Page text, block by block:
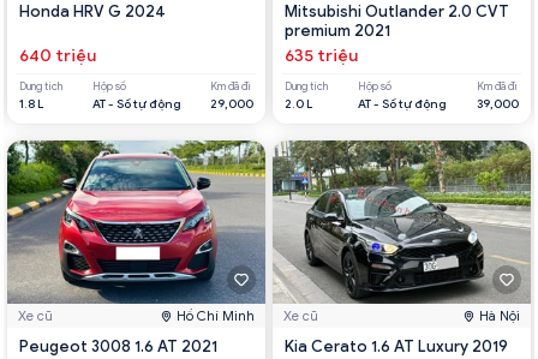
Honda HRV G 2024
640 triệu
Dung tích
1.8 L
Hộp số
AT - Số tự động
Km đã đi
29,000
Xe cũ Hồ Chí Minh
Peugeot 3008 1.6 AT 2021
Mitsubishi Outlander 2.0 CVT
premium 2021
635 triệu
Dung tích
2.0 L
Hộp số
AT - Số tự động
Km đã đi
39,000
Xe cũ Hà Nội
Kia Cerato 1.6 AT Luxury 2019